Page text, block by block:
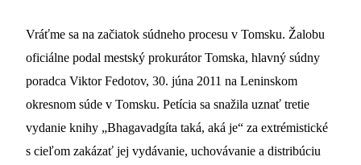
Vráťme sa na začiatok súdneho procesu v Tomsku. Žalobu
oficiálne podal mestský prokurátor Tomska, hlavný súdny
poradca Viktor Fedotov, 30. júna 2011 na Leninskom
okresnom súde v Tomsku. Petícia sa snažila uznať tretie
vydanie knihy „Bhagavadgíta taká, aká je“ za extrémistické
s cieľom zakázať jej vydávanie, uchovávanie a distribúciu